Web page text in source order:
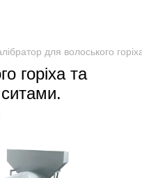
для волоського
горіха та